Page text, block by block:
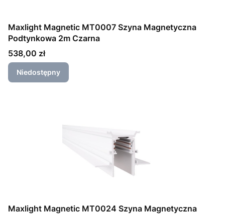
Maxlight Magnetic MT0007 Szyna Magnetyczna
Podtynkowa 2m Czarna
Cena
538,00 zł
Niedostępny
Maxlight Magnetic MT0024 Szyna Magnetyczna